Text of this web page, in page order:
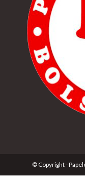
© Copyright -